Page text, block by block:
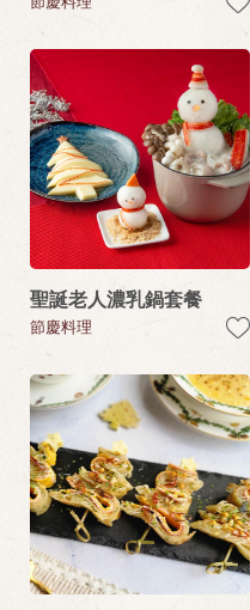
聖誕老人濃乳鍋套餐
節慶料理